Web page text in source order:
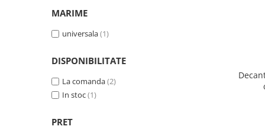
MARIME
universala(1)
DISPONIBILITATE
La comanda(2)
In stoc(1)
PRET